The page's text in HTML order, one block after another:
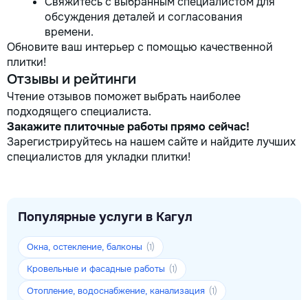
обсуждения деталей и согласования
времени.
Обновите ваш интерьер с помощью качественной
плитки!
Отзывы и рейтинги
Чтение отзывов поможет выбрать наиболее
подходящего специалиста.
Закажите плиточные работы прямо сейчас!
Зарегистрируйтесь на нашем сайте и найдите лучших
специалистов для укладки плитки!
Популярные услуги в Кагул
Окна, остекление, балконы (1)
Кровельные и фасадные работы (1)
Отопление, водоснабжение, канализация (1)